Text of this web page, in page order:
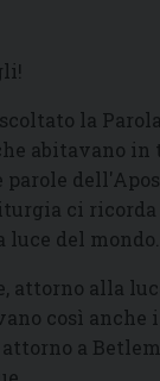
la
abitavano
parole
ci
luce del
attorno alla
così
a